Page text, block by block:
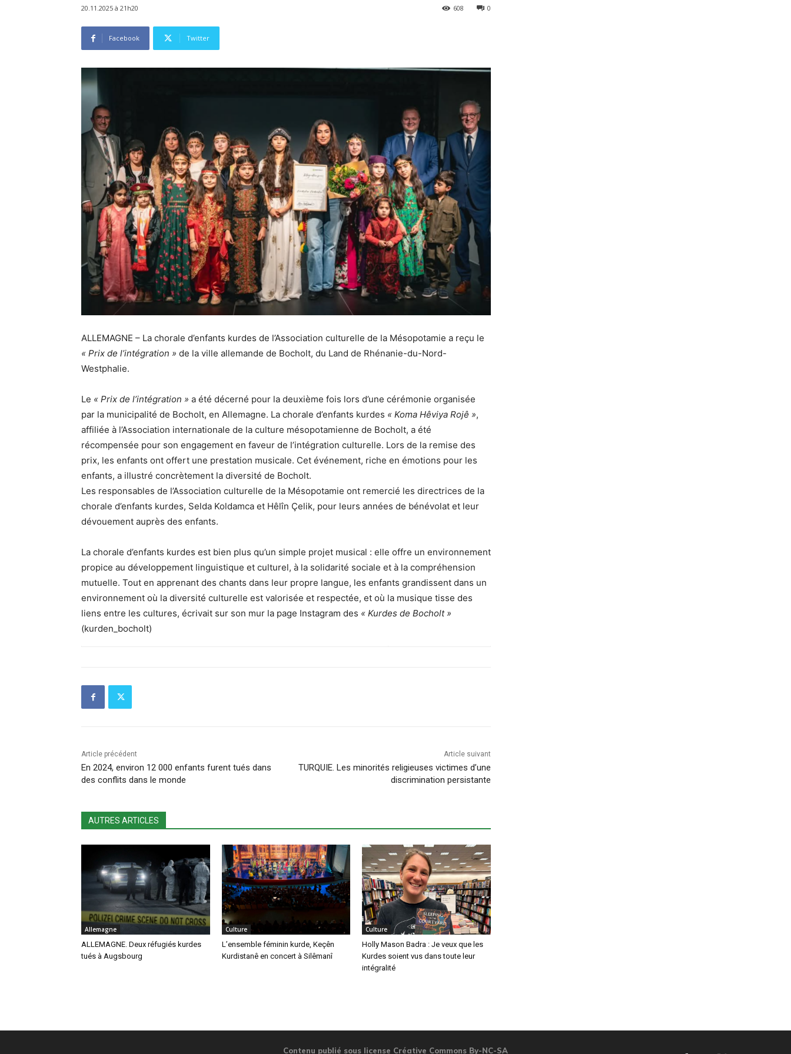
20.11.2025 à 21h20 0
608
Facebook Twitter
ALLEMAGNE – La chorale d’enfants kurdes de l’Association culturelle de la Mésopotamie a reçu le
« Prix de l’intégration » de la ville allemande de Bocholt, du Land de Rhénanie-du-Nord-
Westphalie.
Le « Prix de l’intégration » a été décerné pour la deuxième fois lors d’une cérémonie organisée
par la municipalité de Bocholt, en Allemagne. La chorale d’enfants kurdes « Koma Hêviya Rojê »,
affiliée à l’Association internationale de la culture mésopotamienne de Bocholt, a été
récompensée pour son engagement en faveur de l’intégration culturelle. Lors de la remise des
prix, les enfants ont offert une prestation musicale. Cet événement, riche en émotions pour les
enfants, a illustré concrètement la diversité de Bocholt.
Les responsables de l’Association culturelle de la Mésopotamie ont remercié les directrices de la
chorale d’enfants kurdes, Selda Koldamca et Hêlîn Çelik, pour leurs années de bénévolat et leur
dévouement auprès des enfants.
La chorale d’enfants kurdes est bien plus qu’un simple projet musical : elle offre un environnement
propice au développement linguistique et culturel, à la solidarité sociale et à la compréhension
mutuelle. Tout en apprenant des chants dans leur propre langue, les enfants grandissent dans un
environnement où la diversité culturelle est valorisée et respectée, et où la musique tisse des
liens entre les cultures, écrivait sur son mur la page Instagram des « Kurdes de Bocholt »
(kurden_bocholt)
Article précédent
En 2024, environ 12 000 enfants furent tués dans
des conflits dans le monde
Article suivant
TURQUIE. Les minorités religieuses victimes d’une
discrimination persistante
AUTRES ARTICLES
Allemagne
ALLEMAGNE. Deux réfugiés kurdes
tués à Augsbourg
Culture
L’ensemble féminin kurde, Keçên
Kurdistanê en concert à Silêmanî
Culture
Holly Mason Badra : Je veux que les
Kurdes soient vus dans toute leur
intégralité
Contenu publié sous license Créative Commons By-NC-SA